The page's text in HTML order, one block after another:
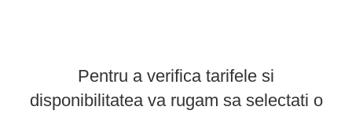
Pentru a verifica tarifele si
disponibilitatea va rugam sa selectati o